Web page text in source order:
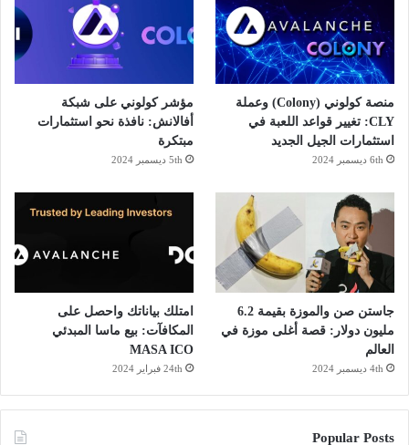
منصة كولوني (Colony) وعملة
CLY: تغيير قواعد اللعبة في
استثمارات الجيل الجديد
6th ديسمبر 2024
مؤشر كولوني على شبكة
أفالانش: نافذة نحو استثمارات
مبتكرة
5th ديسمبر 2024
جاستن صن والموزة بقيمة 6.2
مليون دولار: قصة أغلى موزة في
العالم
4th ديسمبر 2024
امتلك بياناتك واحصل على
المكافآت: بيع ماسا المبدئي
MASA ICO
24th فبراير 2024
Popular Posts